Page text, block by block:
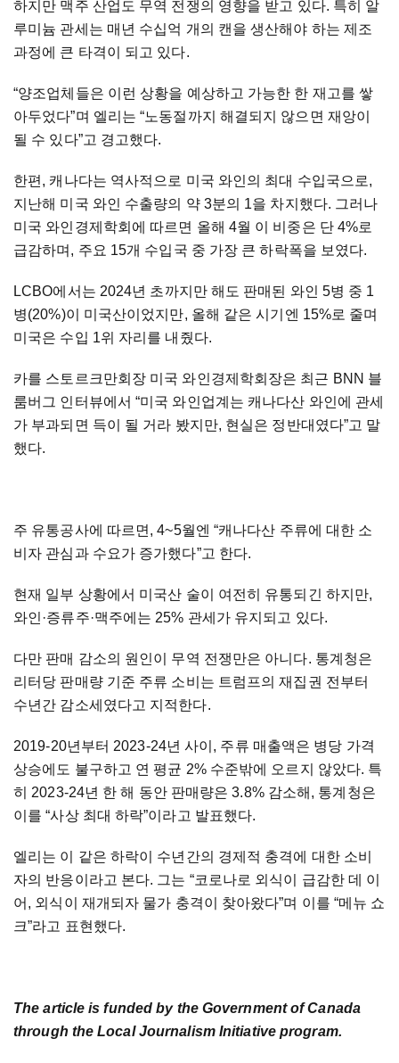
하지만 맥주 산업도 무역 전쟁의 영향을 받고 있다. 특히 알
루미늄 관세는 매년 수십억 개의 캔을 생산해야 하는 제조
과정에 큰 타격이 되고 있다.
“양조업체들은 이런 상황을 예상하고 가능한 한 재고를 쌓
아두었다”며 엘리는 “노동절까지 해결되지 않으면 재앙이
될 수 있다”고 경고했다.
한편, 캐나다는 역사적으로 미국 와인의 최대 수입국으로,
지난해 미국 와인 수출량의 약 3분의 1을 차지했다. 그러나
미국 와인경제학회에 따르면 올해 4월 이 비중은 단 4%로
급감하며, 주요 15개 수입국 중 가장 큰 하락폭을 보였다.
LCBO에서는 2024년 초까지만 해도 판매된 와인 5병 중 1
병(20%)이 미국산이었지만, 올해 같은 시기엔 15%로 줄며
미국은 수입 1위 자리를 내줬다.
카를 스토르크만회장 미국 와인경제학회장은 최근 BNN 블
룸버그 인터뷰에서 “미국 와인업계는 캐나다산 와인에 관세
가 부과되면 득이 될 거라 봤지만, 현실은 정반대였다”고 말
했다.
주 유통공사에 따르면, 4~5월엔 “캐나다산 주류에 대한 소
비자 관심과 수요가 증가했다”고 한다.
현재 일부 상황에서 미국산 술이 여전히 유통되긴 하지만,
와인·증류주·맥주에는 25% 관세가 유지되고 있다.
다만 판매 감소의 원인이 무역 전쟁만은 아니다. 통계청은
리터당 판매량 기준 주류 소비는 트럼프의 재집권 전부터
수년간 감소세였다고 지적한다.
2019-20년부터 2023-24년 사이, 주류 매출액은 병당 가격
상승에도 불구하고 연 평균 2% 수준밖에 오르지 않았다. 특
히 2023-24년 한 해 동안 판매량은 3.8% 감소해, 통계청은
이를 “사상 최대 하락”이라고 발표했다.
엘리는 이 같은 하락이 수년간의 경제적 충격에 대한 소비
자의 반응이라고 본다. 그는 “코로나로 외식이 급감한 데 이
어, 외식이 재개되자 물가 충격이 찾아왔다”며 이를 “메뉴 쇼
크”라고 표현했다.
The article is funded by the Government of Canada
through the Local Journalism Initiative program.